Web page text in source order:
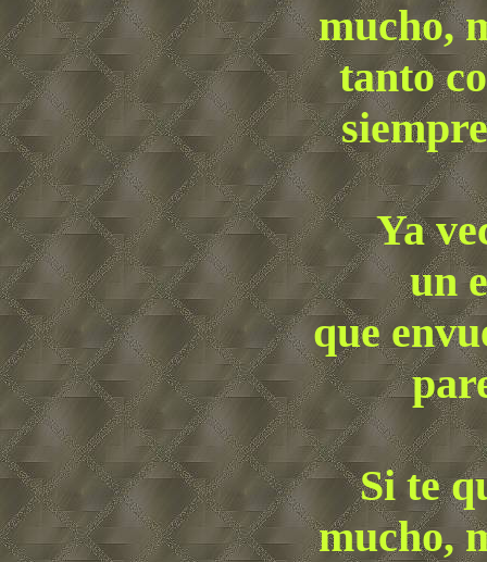
mucho,
tanto
Ya
un
que
Si te
mucho,